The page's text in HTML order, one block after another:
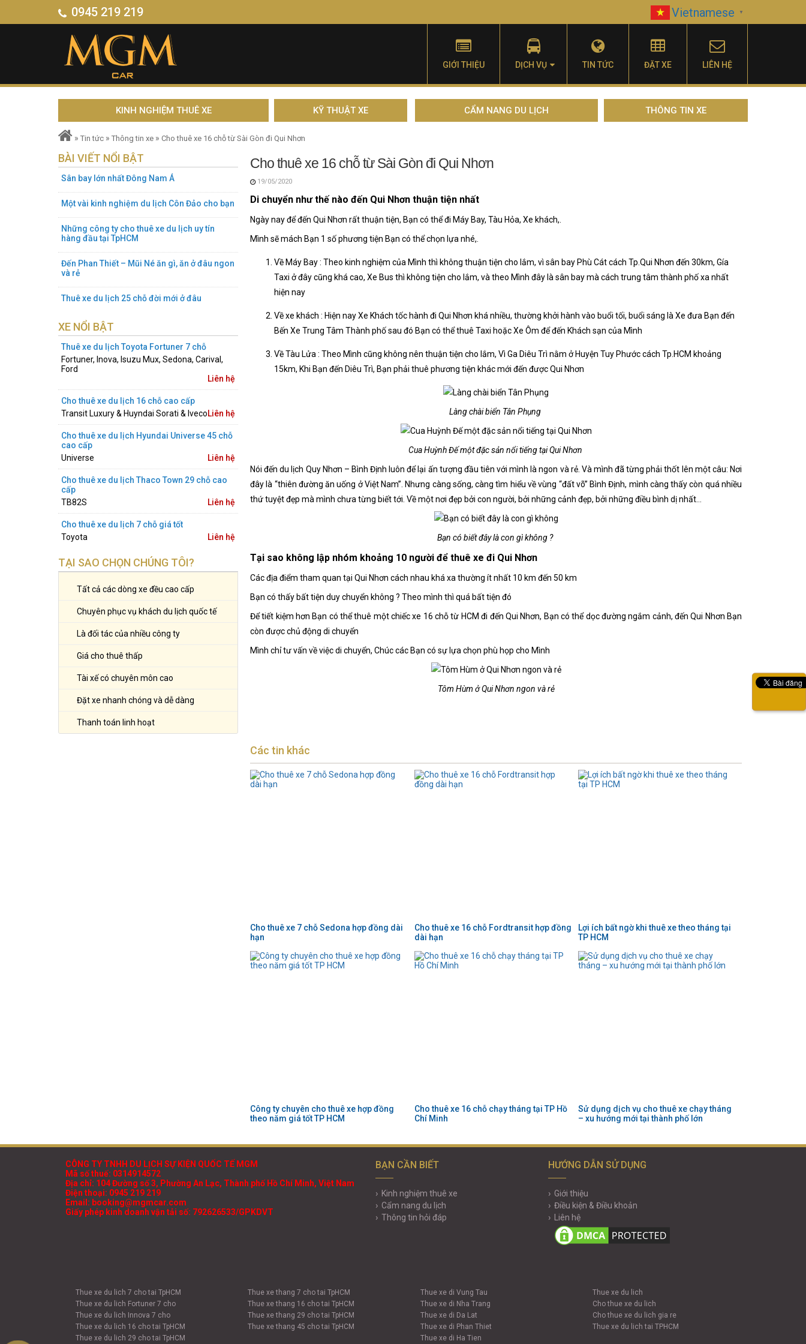
0945 219 219 Vietnamese ▼
GIỚI THIỆU DỊCH VỤ TIN TỨC ĐẶT XE LIÊN HỆ
KINH NGHIỆM THUÊ XE KỸ THUẬT XE CẨM NANG DU LỊCH THÔNG TIN XE
» Tin tức » Thông tin xe » Cho thuê xe 16 chỗ từ Sài Gòn đi Qui Nhơn
BÀI VIẾT NỔI BẬT
Sân bay lớn nhất Đông Nam Á
Một vài kinh nghiệm du lịch Côn Đảo cho bạn
Những công ty cho thuê xe du lịch uy tín
hàng đầu tại TpHCM
Đến Phan Thiết – Mũi Né ăn gì, ăn ở đâu ngon
và rẻ
Thuê xe du lịch 25 chỗ đời mới ở đâu
XE NỔI BẬT
Thuê xe du lịch Toyota Fortuner 7 chỗ
Fortuner, Inova, Isuzu Mux, Sedona, Carival,
Ford
Liên hệ
Cho thuê xe du lịch 16 chỗ cao cấp
Transit Luxury & Huyndai Sorati & IvecoLiên hệ
Cho thuê xe du lịch Hyundai Universe 45 chỗ
cao cấp
Universe
Liên hệ
Cho thuê xe du lịch Thaco Town 29 chỗ cao
cấp
TB82S
Liên hệ
Cho thuê xe du lịch 7 chỗ giá tốt
Toyota
Liên hệ
TẠI SAO CHỌN CHÚNG TÔI?
Tất cả các dòng xe đều cao cấp
Chuyên phục vụ khách du lịch quốc tế
Là đối tác của nhiều công ty
Giá cho thuê thấp
Tài xế có chuyên môn cao
Đặt xe nhanh chóng và dễ dàng
Thanh toán linh hoạt
Cho thuê xe 16 chỗ từ Sài Gòn đi Qui Nhơn
19/05/2020
Di chuyển như thế nào đến Qui Nhơn thuận tiện nhất
Ngày nay để đến Qui Nhơn rất thuận tiện, Bạn có thể đi Máy Bay, Tàu Hỏa, Xe khách,.
Mình sẽ mách Bạn 1 số phương tiện Bạn có thể chọn lựa nhé,.
Về Máy Bay : Theo kinh nghiệm của Mình thì không thuận tiện cho lắm, vì sân bay Phù Cát cách Tp.Qui Nhơn đến 30km, Gía
Taxi ở đây cũng khá cao, Xe Bus thì không tiện cho lắm, và theo Mình đây là sân bay mà cách trung tâm thành phố xa nhất
hiện nay
Về xe khách : Hiện nay Xe Khách tốc hành đi Qui Nhơn khá nhiều, thường khởi hành vào buổi tối, buổi sáng là Xe đưa Bạn đến
Bến Xe Trung Tâm Thành phố sau đó Bạn có thể thuê Taxi hoặc Xe Ôm để đến Khách sạn của Mình
Về Tàu Lửa : Theo Mình cũng không nên thuận tiện cho lắm, Vì Ga Diêu Trì nằm ở Huyện Tuy Phước cách Tp.HCM khoảng
15km, Khi Bạn đến Diêu Trì, Bạn phải thuê phương tiện khác mới đến được Qui Nhơn
Làng chài biển Tân Phụng
Cua Huỳnh Đế một đặc sản nổi tiếng tại Qui Nhơn
Nói đến du lịch Quy Nhơn – Bình Định luôn để lại ấn tượng đầu tiên với mình là ngon và rẻ. Và mình đã từng phải thốt lên một câu: Nơi
đây là “thiên đường ăn uống ở Việt Nam”. Nhưng càng sống, càng tìm hiểu về vùng “đất võ” Bình Định, mình càng thấy còn quá nhiều
thứ tuyệt đẹp mà mình chưa từng biết tới. Về một nơi đẹp bởi con người, bởi những cảnh đẹp, bởi những điều bình dị nhất…
Bạn có biết đây là con gì không ?
Tại sao không lập nhóm khoảng 10 người để thuê xe đi Qui Nhơn
Các địa điểm tham quan tại Qui Nhơn cách nhau khá xa thường ít nhất 10 km đến 50 km
Bạn có thấy bất tiện duy chuyển không ? Theo mình thì quá bất tiện đó
Để tiết kiệm hơn Bạn có thể thuê một chiếc xe 16 chỗ từ HCM đi đến Qui Nhơn, Bạn có thể dọc đường ngắm cảnh, đến Qui Nhơn Bạn
còn được chủ động di chuyển
Mình chỉ tư vấn về việc di chuyển, Chúc các Bạn có sự lựa chọn phù họp cho Mình
Tôm Hùm ở Qui Nhơn ngon và rẻ
Các tin khác
Cho thuê xe 7 chỗ Sedona hợp đồng dài
hạn
Cho thuê xe 16 chỗ Fordtransit hợp đồng
dài hạn
Lợi ích bất ngờ khi thuê xe theo tháng tại
TP HCM
Công ty chuyên cho thuê xe hợp đồng
theo năm giá tốt TP HCM
Cho thuê xe 16 chỗ chạy tháng tại TP Hồ
Chí Minh
Sử dụng dịch vụ cho thuê xe chạy tháng
– xu hướng mới tại thành phố lớn
CÔNG TY TNHH DU LỊCH SỰ KIỆN QUỐC TẾ MGM
Mã số thuế: 0314914572
Địa chỉ: 104 Đường số 3, Phường An Lạc, Thành phố Hồ Chí Minh, Việt Nam
Điện thoại: 0945 219 219
Email: booking@mgmcar.com
Giấy phép kinh doanh vận tải số: 792626533/GPKDVT
BẠN CẦN BIẾT
Kinh nghiệm thuê xe
Cẩm nang du lịch
Thông tin hỏi đáp
HƯỚNG DẪN SỬ DỤNG
Giới thiệu
Điều kiện & Điều khoản
Liên hệ
Thue xe du lich 7 cho tai TpHCM
Thue xe du lich Fortuner 7 cho
Thue xe du lich Innova 7 cho
Thue xe du lich 16 cho tai TpHCM
Thue xe du lich 29 cho tai TpHCM
Thue xe thang 7 cho tai TpHCM
Thue xe thang 16 cho tai TpHCM
Thue xe thang 29 cho tai TpHCM
Thue xe thang 45 cho tai TpHCM
Thue xe di Vung Tau
Thue xe di Nha Trang
Thue xe di Da Lat
Thue xe di Phan Thiet
Thue xe di Ha Tien
Thue xe du lich
Cho thue xe du lich
Cho thue xe du lich gia re
Thue xe du lich tai TPHCM